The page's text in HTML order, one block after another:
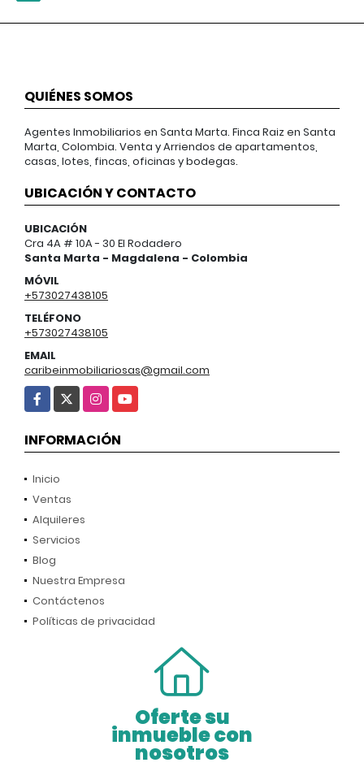
QUIÉNES SOMOS
Agentes Inmobiliarios en Santa Marta. Finca Raiz en Santa
Marta, Colombia. Venta y Arriendos de apartamentos,
casas, lotes, fincas, oficinas y bodegas.
UBICACIÓN Y CONTACTO
UBICACIÓN
Cra 4A # 10A - 30 El Rodadero
Santa Marta - Magdalena - Colombia
MÓVIL
+573027438105
TELÉFONO
+573027438105
EMAIL
caribeinmobiliariosas@gmail.com
Facebook
X Instagram
YouTube
INFORMACIÓN
Inicio
Ventas
Alquileres
Servicios
Blog
Nuestra Empresa
Contáctenos
Políticas de privacidad
Oferte su
inmueble con
nosotros